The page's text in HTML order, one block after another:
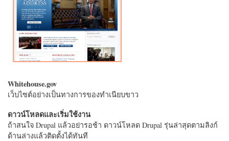
Whitehouse.gov
เว็บไซต์อย่างเป็นทางการของทำเนียบขาว
ดาวน์โหลดและเริ่มใช้งาน
ถ้าสนใจ Drupal แล้วอย่ารอช้า ดาวน์โหลด Drupal รุ่นล่าสุดตามลิงก์
ด้านล่างแล้วติดตั้งได้ทันที